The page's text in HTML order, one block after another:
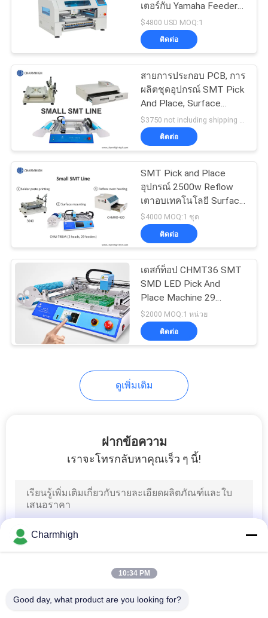
นโยบาย
ความ
เป็น
ส่วน
เตอร์กับ Yamaha Feeder
SMD เลือกและวางเครื่อง
$4800 USD MOQ:1
ติดต่อ
สายการประกอบ PCB, การ
ผลิตชุดอุปกรณ์ SMT Pick
And Place, Surface
Mount Technology
ติดต่อ
SMT Pick and Place
อุปกรณ์ 2500w Reflow
เตาอบเทคโนโลยี Surface
Mount
$4000 MOQ:1 ชุด
ติดต่อ
เดสก์ท็อป CHMT36 SMT
SMD LED Pick And
Place Machine 29
feeders Chip Mounter
$2000 MOQ:1 หน่วย
ติดต่อ
ดูเพิ่มเติม
ฝากข้อความ
เราจะโทรกลับหาคุณเร็ว ๆ นี้!
Charmhigh
10:34 PM
Good day, what product are you looking for?